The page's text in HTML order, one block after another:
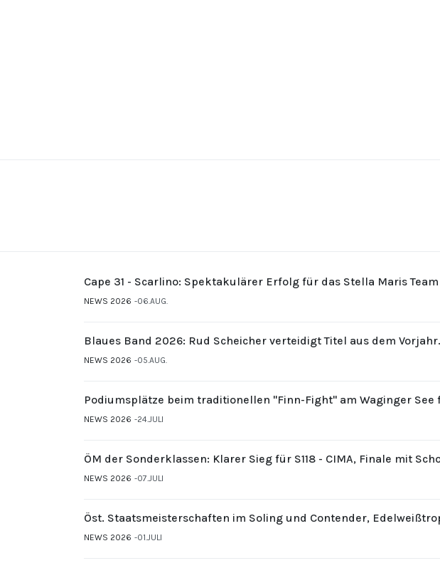
Cape 31 - Scarlino: Spektakulärer Erfolg für das Stella Maris
NEWS 2026 06.AUG.
Blaues Band 2026: Rud Scheicher verteidigt Titel aus dem
NEWS 2026 05.AUG.
Podiumsplätze beim traditionellen "Finn-Fight" am Waginger See
NEWS 2026 24.JULI
ÖM der Sonderklassen: Klarer Sieg für S118 - CIMA, Finale mit
NEWS 2026 07.JULI
Öst. Staatsmeisterschaften im Soling und Contender,
NEWS 2026 01.JULI